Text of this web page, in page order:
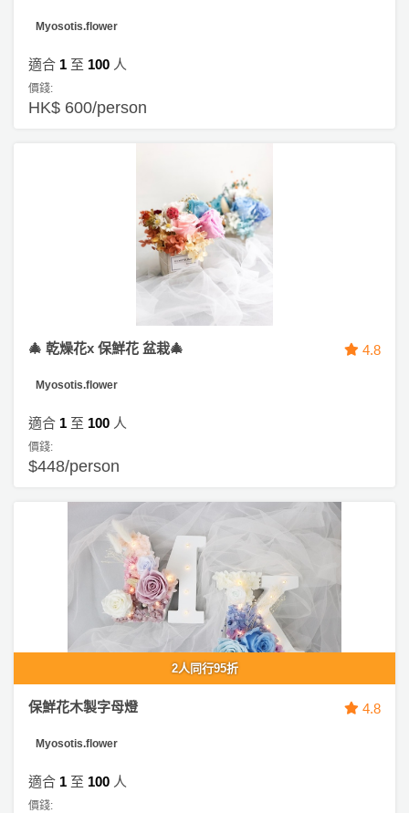
Myosotis.flower
適合 1 至 100 人
價錢:
HK$ 600/person
🎄 乾燥花x 保鮮花 盆栽🎄 4.8
Myosotis.flower
適合 1 至 100 人
價錢:
$448/person
2人同行95折
保鮮花木製字母燈 4.8
Myosotis.flower
適合 1 至 100 人
價錢: